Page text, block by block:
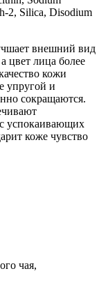
2, Silica, Disodium
внешний вид
цвет лица более
кожи
упругой и
сокращаются.
успокаивающих
коже чувство
чая,